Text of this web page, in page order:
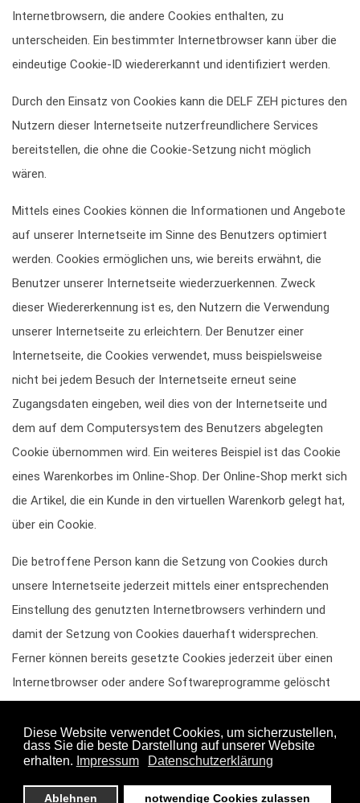
Internetbrowsern, die andere Cookies enthalten, zu
unterscheiden. Ein bestimmter Internetbrowser kann über die
eindeutige Cookie-ID wiedererkannt und identifiziert werden.
Durch den Einsatz von Cookies kann die DELF ZEH pictures den
Nutzern dieser Internetseite nutzerfreundlichere Services
bereitstellen, die ohne die Cookie-Setzung nicht möglich
wären.
Mittels eines Cookies können die Informationen und Angebote
auf unserer Internetseite im Sinne des Benutzers optimiert
werden. Cookies ermöglichen uns, wie bereits erwähnt, die
Benutzer unserer Internetseite wiederzuerkennen. Zweck
dieser Wiedererkennung ist es, den Nutzern die Verwendung
unserer Internetseite zu erleichtern. Der Benutzer einer
Internetseite, die Cookies verwendet, muss beispielsweise
nicht bei jedem Besuch der Internetseite erneut seine
Zugangsdaten eingeben, weil dies von der Internetseite und
dem auf dem Computersystem des Benutzers abgelegten
Cookie übernommen wird. Ein weiteres Beispiel ist das Cookie
eines Warenkorbes im Online-Shop. Der Online-Shop merkt sich
die Artikel, die ein Kunde in den virtuellen Warenkorb gelegt hat,
über ein Cookie.
Die betroffene Person kann die Setzung von Cookies durch
unsere Internetseite jederzeit mittels einer entsprechenden
Einstellung des genutzten Internetbrowsers verhindern und
damit der Setzung von Cookies dauerhaft widersprechen.
Ferner können bereits gesetzte Cookies jederzeit über einen
Internetbrowser oder andere Softwareprogramme gelöscht
Deaktiviert die betroffene Person die Setzung von Cookies in
dem genutzten Internetbrowser, sind unter Umständen nicht